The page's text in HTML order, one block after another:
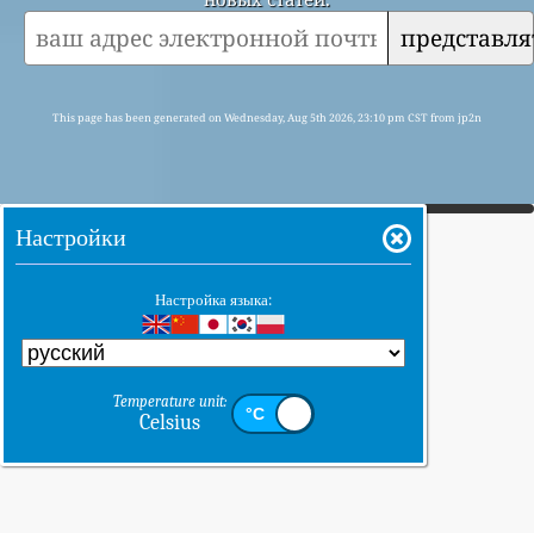
This page has been generated on Wednesday, Aug 5th 2026, 23:10 pm CST from jp2n
Настройки
Настройка языка:
Temperature unit:
Celsius